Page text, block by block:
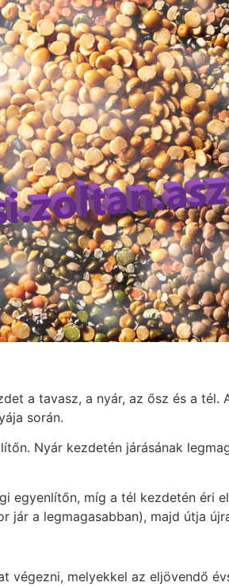
a tavasz, a nyár, az ősz és a tél.
során.
Nyár kezdetén járásának
egyenlítőn, míg a tél kezdetén éri
jár a legmagasabban), majd útja
melyekkel az eljövendő